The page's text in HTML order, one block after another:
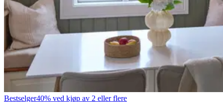
Bestselger40% ved kjøp av 2 eller flere